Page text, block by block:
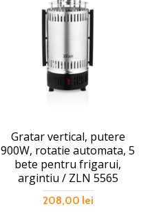
Gratar vertical, putere
900W, rotatie automata, 5
bete pentru frigarui,
argintiu / ZLN 5565
208,00 lei